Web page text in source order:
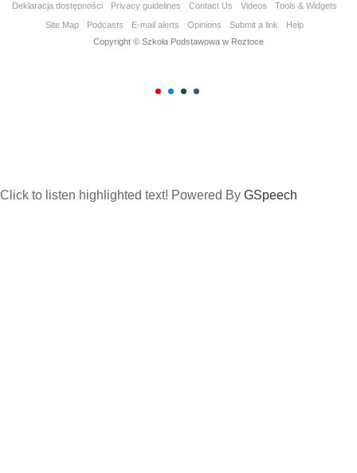
Deklaracja dostępności Privacy guidelines Contact Us Videos
Tools & Widgets
Site Map
Podcasts E-mail alerts Opinions Submit a link
Help
Copyright © Szkoła Podstawowa w Roztoce
Click to listen highlighted text! Powered By GSpeech